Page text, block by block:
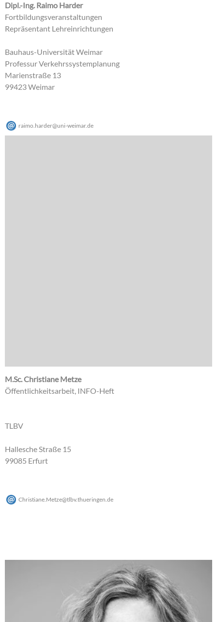
Dipl.-Ing. Raimo Harder
Fortbildungsveranstaltungen
Repräsentant Lehreinrichtungen
Bauhaus-Universität Weimar
Professur Verkehrssystemplanung
Marienstraße 13
99423 Weimar
raimo.harder@uni-weimar.de
M.Sc. Christiane Metze
Öffentlichkeitsarbeit, INFO-Heft
TLBV
Hallesche Straße 15
99085 Erfurt
Christiane.Metze@tlbv.thueringen de